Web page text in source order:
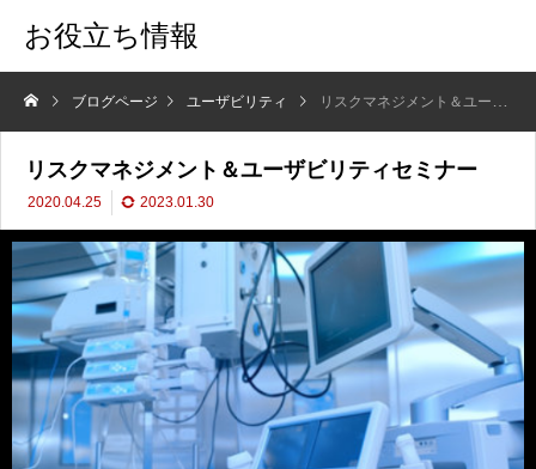
お役立ち情報
ブログページ ユーザビリティ リスクマネジメント＆ユーザビリティセミナー
リスクマネジメント＆ユーザビリティセミナー
2020.04.25 2023.01.30